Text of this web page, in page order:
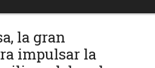
la gran
impulsar la